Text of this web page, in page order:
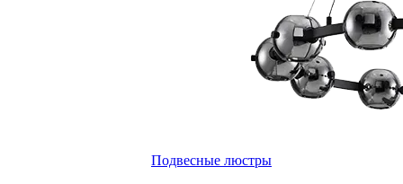
Подвесные люстры